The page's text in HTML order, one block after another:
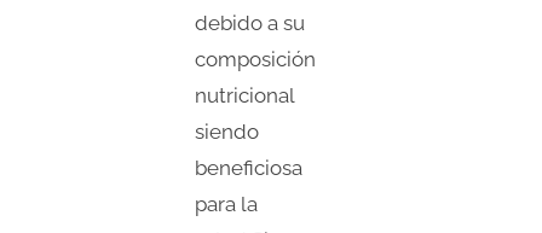
debido a su
composición
nutricional
siendo
beneficiosa
para la